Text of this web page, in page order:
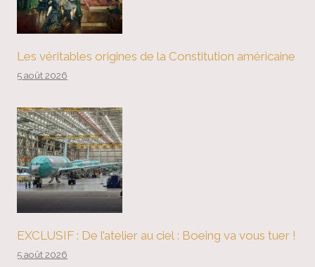
Les véritables origines de la Constitution américaine
5 août 2026
EXCLUSIF : De l’atelier au ciel : Boeing va vous tuer !
5 août 2026